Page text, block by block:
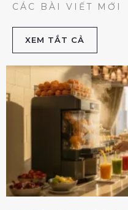
CÁC BÀI VIẾT MỚI
XEM TẮT CẢ